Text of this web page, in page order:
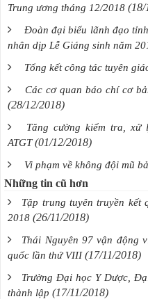
Trung ương tháng 12/2018 (18/
Đoàn đại biểu lãnh đạo
nhân dịp Lễ Giáng sinh năm
Tổng kết công tác tuyên
Các cơ quan báo chí cơ
(28/12/2018)
Tăng cường kiểm tra,
ATGT (01/12/2018)
Vi phạm về không đội mũ
Những tin cũ hơn
Tập trung tuyên truyền kết
2018 (26/11/2018)
Thái Nguyên 97 vận động
quốc lần thứ VIII (17/11/2018)
Trường Đại học Y Dược,
thành lập (17/11/2018)